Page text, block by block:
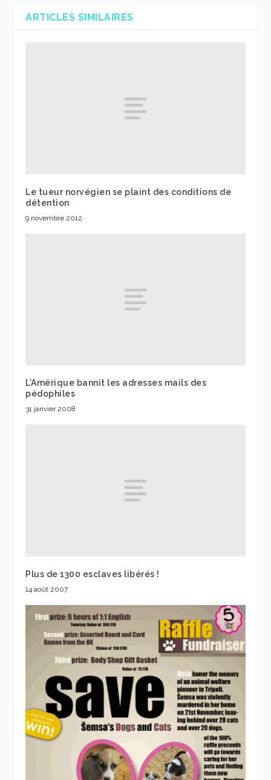
ARTICLES SIMILAIRES
Le tueur norvégien se plaint des conditions de
détention
9 novembre 2012
L’Amérique bannit les adresses mails des
pédophiles
31 janvier 2008
Plus de 1300 esclaves libérés !
14 août 2007